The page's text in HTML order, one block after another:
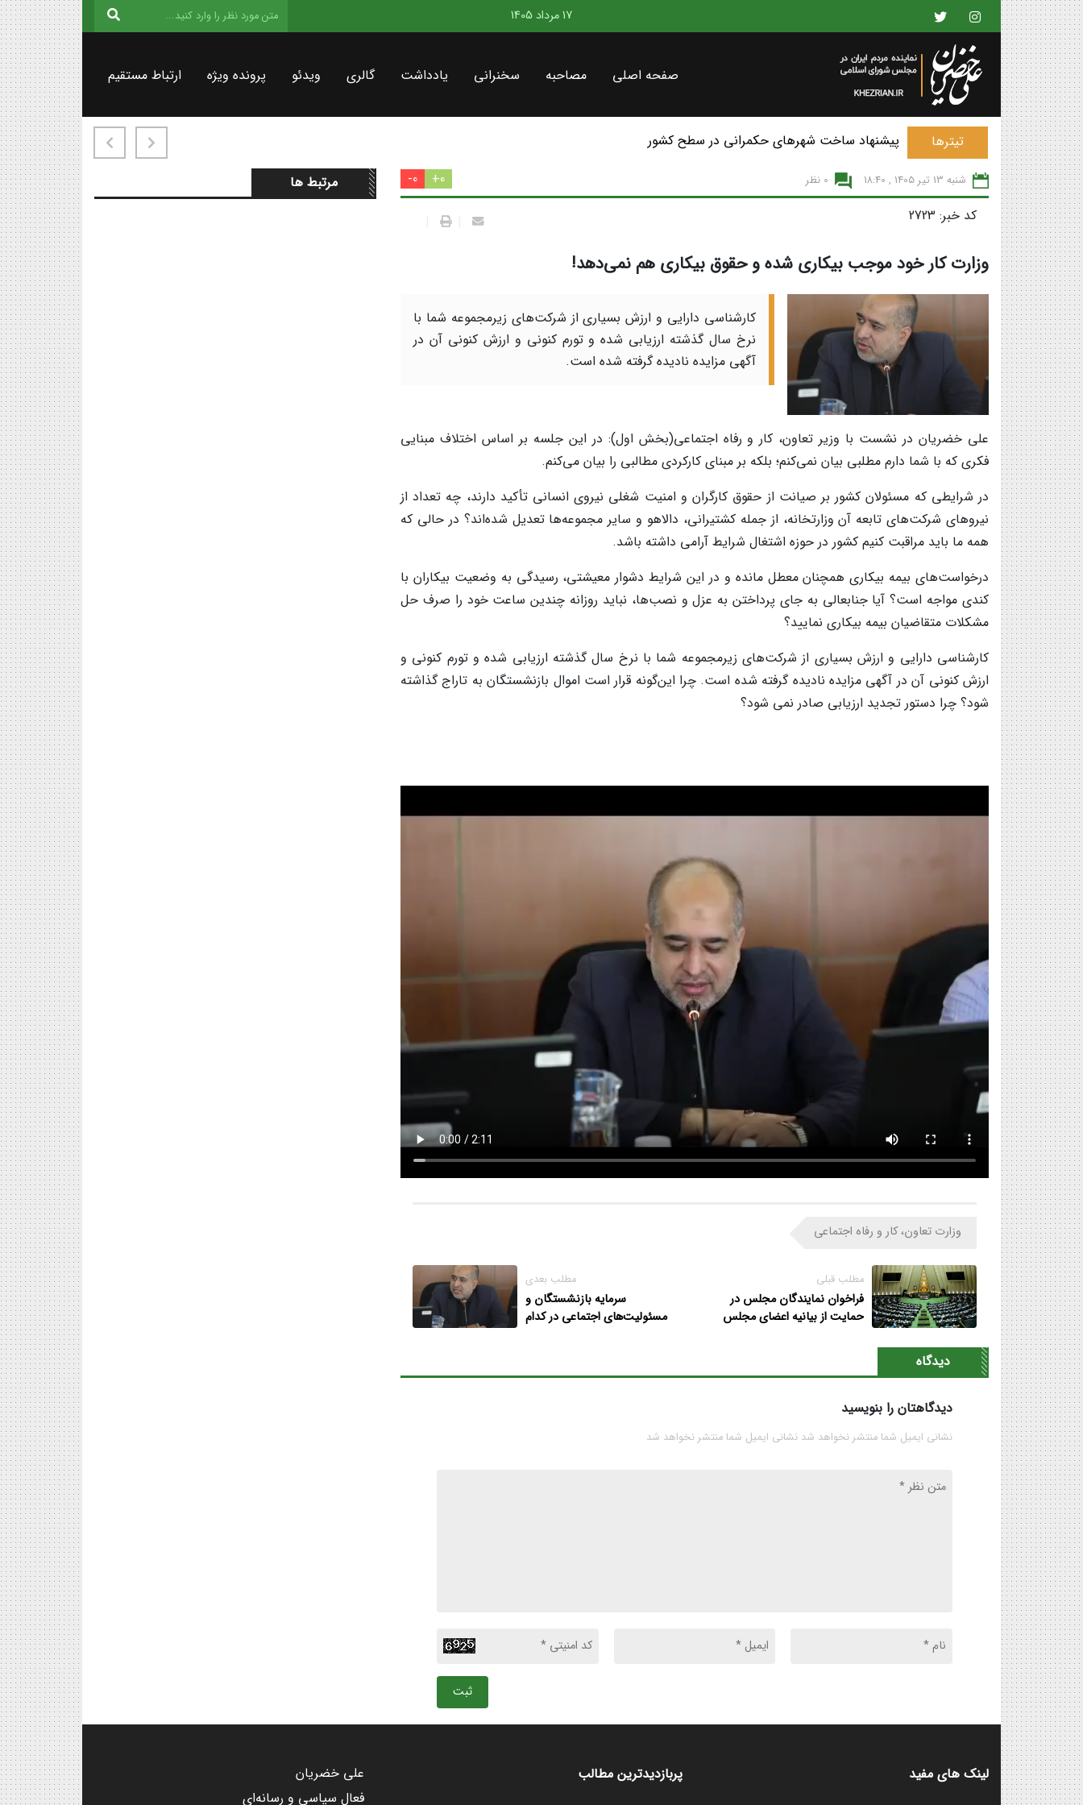
17 مرداد 1405
صفحه اصلی مصاحبه سخنرانی یادداشت گالری ویدئو پرونده ویژه ارتباط مستقیم
تیترها پیشنهاد ساخت شهرهای حکمرانی در سطح کشور
شنبه 13 تير 1405 , 18:40 0 نظر 0+
0-
کد خبر: 2723
وزارت کار خود موجب بیکاری شده و حقوق بیکاری هم نمی‌دهد!
کارشناسی دارایی و ارزش بسیاری از شرکت‌های زیرمجموعه شما با
نرخ سال گذشته ارزیابی شده و تورم کنونی و ارزش کنونی آن در
آگهی مزایده نادیده گرفته شده است.
علی خضریان در نشست با وزیر تعاون، کار و رفاه اجتماعی(بخش اول): در این جلسه بر اساس اختلاف مبنایی
فکری که با شما دارم مطلبی بیان نمی‌کنم؛ بلکه بر مبنای کارکردی مطالبی را بیان می‌کنم.
در شرایطی که مسئولان کشور بر صیانت از حقوق کارگران و امنیت شغلی نیروی انسانی تأکید دارند، چه تعداد از
نیروهای شرکت‌های تابعه آن وزارتخانه، از جمله کشتیرانی، دالاهو و سایر مجموعه‌ها تعدیل شده‌اند؟ در حالی که
همه ما باید مراقبت کنیم کشور در حوزه اشتغال شرایط آرامی داشته باشد.
درخواست‌های بیمه بیکاری همچنان معطل مانده و در این شرایط دشوار معیشتی، رسیدگی به وضعیت بیکاران با
کندی مواجه است؟ آیا جنابعالی به جای پرداختن به عزل و نصب‌ها، نباید روزانه چندین ساعت خود را صرف حل
مشکلات متقاضیان بیمه بیکاری نمایید؟
کارشناسی دارایی و ارزش بسیاری از شرکت‌های زیرمجموعه شما با نرخ سال گذشته ارزیابی شده و تورم کنونی و
ارزش کنونی آن در آگهی مزایده نادیده گرفته شده است. چرا این‌گونه قرار است اموال بازنشستگان به تاراج گذاشته
شود؟ چرا دستور تجدید ارزیابی صادر نمی شود؟
وزارت تعاون، کار و رفاه اجتماعی
مطلب قبلی
فراخوان نمایندگان مجلس در
حمایت از بیانیه اعضای مجلس
مطلب بعدی
سرمایه بازنشستگان و
مسئولیت‌های اجتماعی در کدام
دیدگاه
دیدگاهتان را بنویسید
نشانی ایمیل شما منتشر نخواهد شد نشانی ایمیل شما منتشر نخواهد شد
ثبت
مرتبط ها
لینک های مفید پربازدیدترین مطالب
علی خضریان
فعال سیاسی و رسانه‌ای